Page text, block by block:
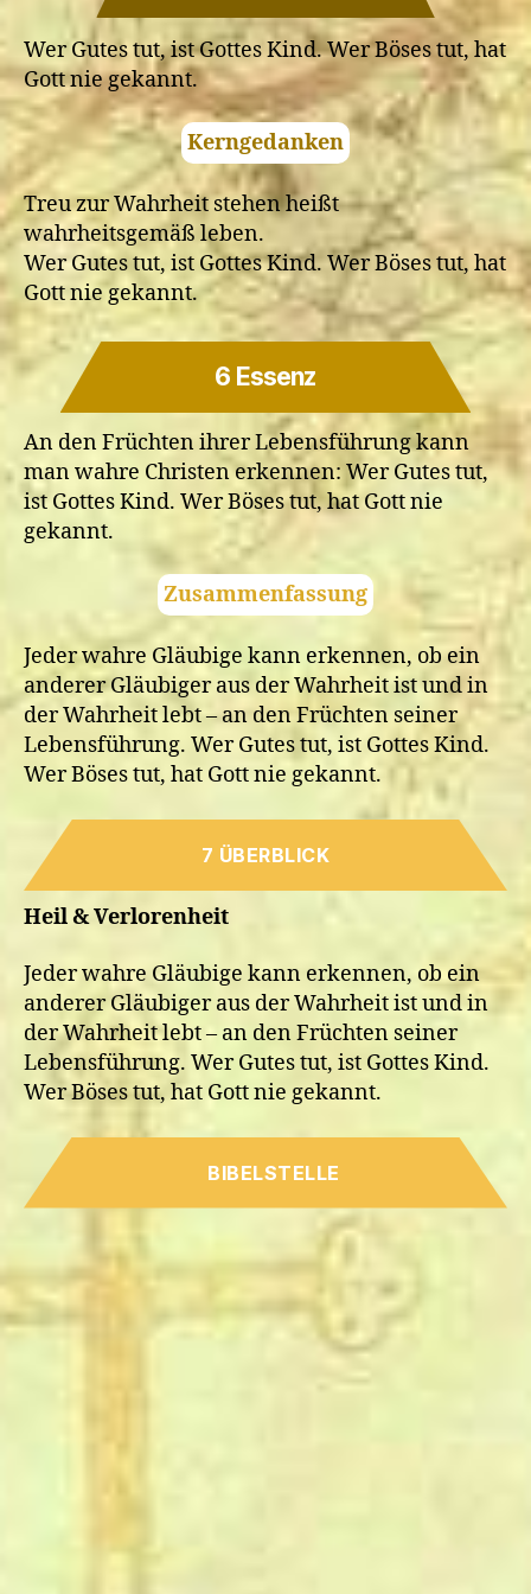
Jesu
verloren
gehen?
Wer Gutes tut, ist Gottes Kind. Wer Böses tut, hat
Gott nie gekannt.
Kerngedanken
Treu zur Wahrheit stehen heißt
wahrheitsgemäß leben.
Wer Gutes tut, ist Gottes Kind. Wer Böses tut, hat
Gott nie gekannt.
6 Essenz
An den Früchten ihrer Lebensführung kann
man wahre Christen erkennen: Wer Gutes tut,
ist Gottes Kind. Wer Böses tut, hat Gott nie
gekannt.
Zusammenfassung
Jeder wahre Gläubige kann erkennen, ob ein
anderer Gläubiger aus der Wahrheit ist und in
der Wahrheit lebt – an den Früchten seiner
Lebensführung. Wer Gutes tut, ist Gottes Kind.
Wer Böses tut, hat Gott nie gekannt.
7 ÜBERBLICK
Heil & Verlorenheit
Jeder wahre Gläubige kann erkennen, ob ein
anderer Gläubiger aus der Wahrheit ist und in
der Wahrheit lebt – an den Früchten seiner
Lebensführung. Wer Gutes tut, ist Gottes Kind.
Wer Böses tut, hat Gott nie gekannt.
BIBELSTELLE